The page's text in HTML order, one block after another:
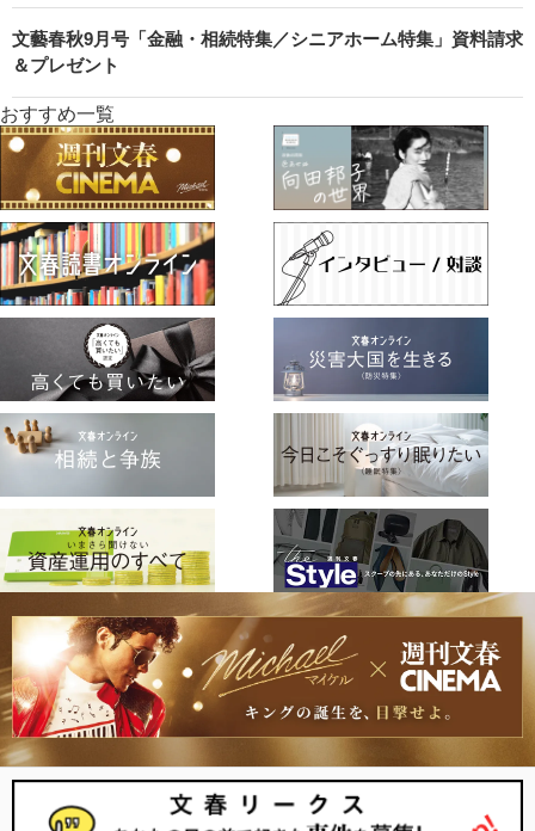
文藝春秋9月号「金融・相続特集／シニアホーム特集」資料請求
＆プレゼント
おすすめ一覧